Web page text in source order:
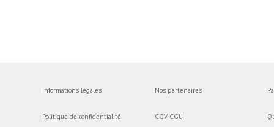
Informations légales
Politique de confidentialité
Nos partenaires
CGV-CGU